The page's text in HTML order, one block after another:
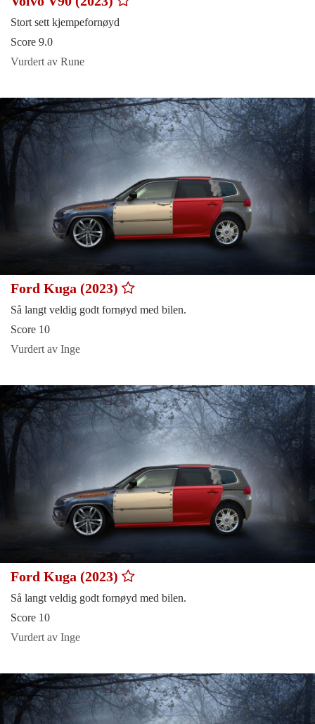
Stort sett kjempefornøyd
Score 9.0
Vurdert av Rune
Ford Kuga (2023)
Så langt veldig godt fornøyd med bilen.
Score 10
Vurdert av Inge
Ford Kuga (2023)
Så langt veldig godt fornøyd med bilen.
Score 10
Vurdert av Inge